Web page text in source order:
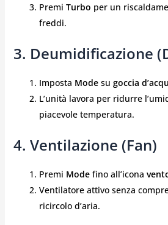
Premi Turbo per un
freddi.
3. Deumidificazione
Imposta Modesu goccia
L’unità lavora per ridurre
piacevole temperatura.
4. Ventilazione (Fan)
Premi Modefino all’icona
Ventilatore attivo senza
ricircolo d’aria.